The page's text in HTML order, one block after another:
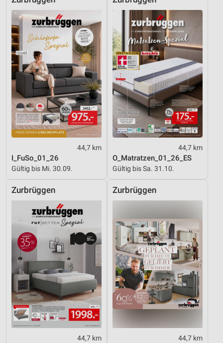
44,7 km
I_FuSo_01_26
Gültig bis Mi. 30.09.
44,7 km
O_Matratzen_01_26_ES
Gültig bis Sa. 31.10.
Zurbrüggen
44,7 km
Zurbrüggen
44,7 km
Quellen
Entwicklung und Verbesserung der Angebote
Verwendung reduzierter Daten zur Auswahl von
Inhalten
IAB-Besonderheiten:
Verwendung genauer Standortdaten
Geräte anhand von aktiv angeforderten
Informationen identifizieren
Nicht-IAB-Verarbeitungszwecke:
Performance
Funktional
Werbung